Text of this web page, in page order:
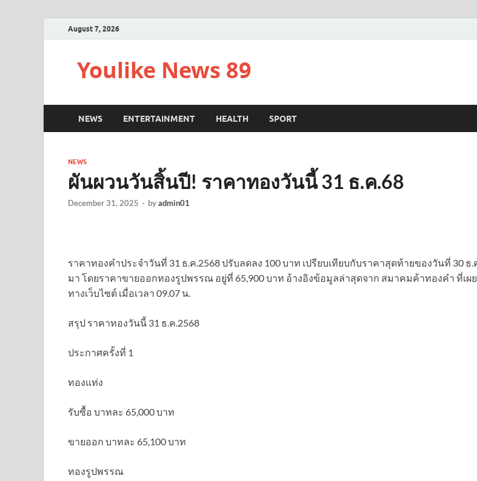
August 7, 2026
Youlike News 89
NEWS ENTERTAINMENT HEALTH SPORT
NEWS
ผันผวนวันสิ้นปี! ราคาทองวันนี้ 31 ธ.ค.68
December 31, 2025 - byadmin01
ราคาทองคำประจำวันที่ 31 ธ.ค.2568 ปรับลดลง 100 บาท เปรียบเทียบกับราคาสุดท้ายของวันที่ 30 ธ
มา โดยราคาขายออกทองรูปพรรณ อยู่ที่ 65,900 บาท อ้างอิงข้อมูลล่าสุดจาก สมาคมค้าทองคำ ที่เผ
ทางเว็บไซต์ เมื่อเวลา 09.07 น.
สรุป ราคาทองวันนี้ 31 ธ.ค.2568
ประกาศครั้งที่ 1
ทองแท่ง
รับซื้อ บาทละ 65,000 บาท
ขายออก บาทละ 65,100 บาท
ทองรูปพรรณ